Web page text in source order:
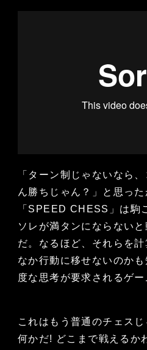
「ターン制じゃないなら
ん勝ちじゃん？」と思った
「SPEED CHESS」は駒
ソレが満タンにならない
だ。なるほど、それらを
なか行動に移せないのか
度な思考が要求されるゲー
これはもう普通のチェス
何かだ! どこまで戦えるか